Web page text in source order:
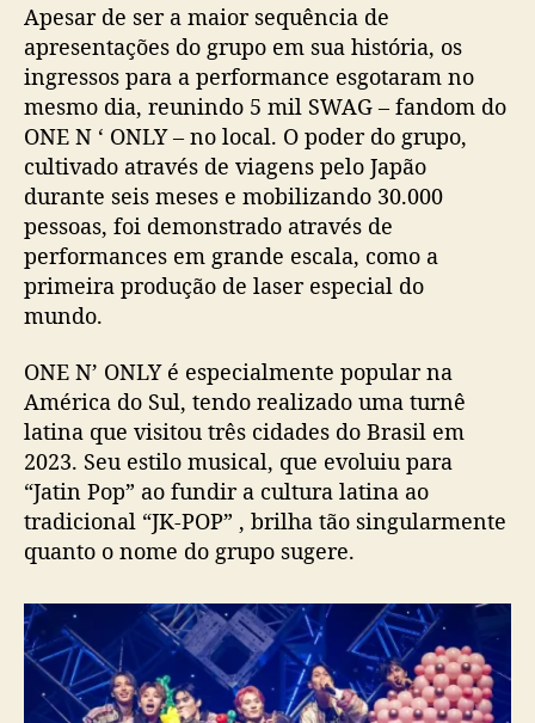
r
4
7
p
r
e
f
e
i
t
u
s
e
r
e
a
f
i
a
l
a
ç
o
Apesar de ser a maior sequência de
apresentações do grupo em sua história, os
ingressos para a performance esgotaram no
mesmo dia, reunindo 5 mil SWAG – fandom do
ONE N ‘ ONLY – no local. O poder do grupo,
cultivado através de viagens pelo Japão
durante seis meses e mobilizando 30.000
pessoas, foi demonstrado através de
performances em grande escala, como a
primeira produção de laser especial do
mundo.
ONE N’ ONLY é especialmente popular na
América do Sul, tendo realizado uma turnê
latina que visitou três cidades do Brasil em
2023. Seu estilo musical, que evoluiu para
“Jatin Pop” ao fundir a cultura latina ao
tradicional “JK-POP” , brilha tão singularmente
quanto o nome do grupo sugere.